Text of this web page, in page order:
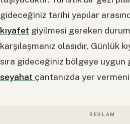
gideceğiniz tarihi yapılar
kıyafet giyilmesi gereken
karşılaşmanız olasıdır. Günlük
sıra gideceğiniz bölgeye uygun
seyahat çantanızda yer